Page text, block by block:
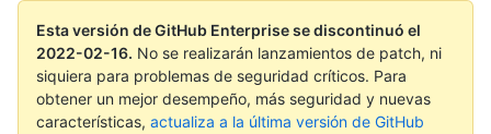
Esta versión de GitHub Enterprise se discontinuó el
2022-02-16. No se realizarán lanzamientos de patch, ni
siquiera para problemas de seguridad críticos. Para
obtener un mejor desempeño, más seguridad y nuevas
características, actualiza a la última versión de GitHub